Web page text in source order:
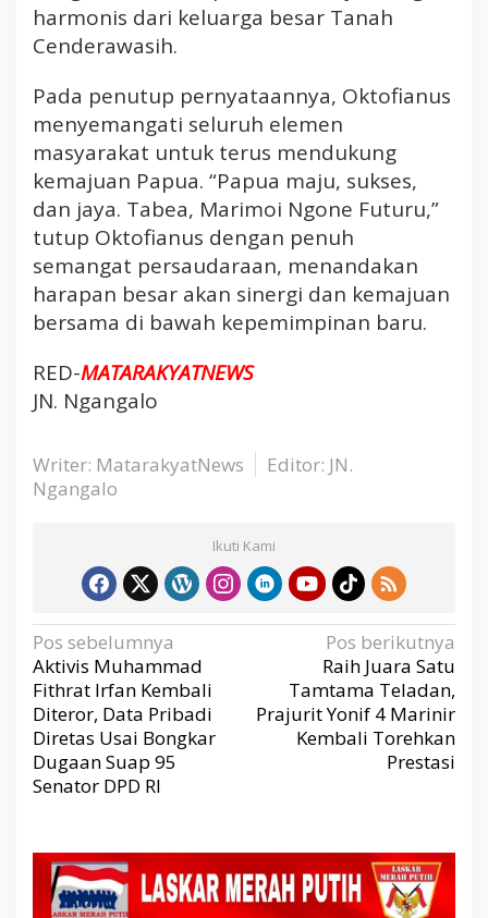
l
i
h
y
a
G
u
b
r
n
u
r
a
k
b
r
a
harmonis dari keluarga besar Tanah
Cenderawasih.
Pada penutup pernyataannya, Oktofianus
menyemangati seluruh elemen
masyarakat untuk terus mendukung
kemajuan Papua. “Papua maju, sukses,
dan jaya. Tabea, Marimoi Ngone Futuru,”
tutup Oktofianus dengan penuh
semangat persaudaraan, menandakan
harapan besar akan sinergi dan kemajuan
bersama di bawah kepemimpinan baru.
RED-MATARAKYATNEWS
JN. Ngangalo
Writer: MatarakyatNews
Editor: JN.
Ngangalo
Ikuti Kami
N
a
v
i
g
a
s
i
p
o
s
Pos sebelumnya
Aktivis Muhammad
Fithrat Irfan Kembali
Diteror, Data Pribadi
Diretas Usai Bongkar
Dugaan Suap 95
Senator DPD RI
Pos berikutnya
Raih Juara Satu
Tamtama Teladan,
Prajurit Yonif 4 Marinir
Kembali Torehkan
Prestasi